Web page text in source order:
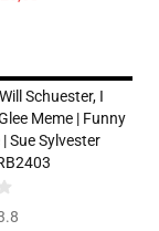
Schuester, I
Meme | Funny
Sue Sylvester